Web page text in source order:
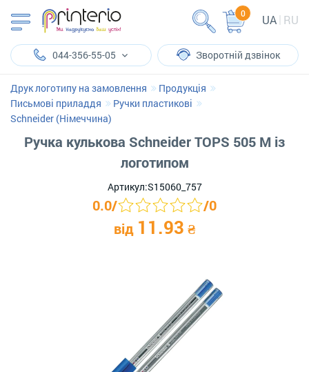
UA RU
0
044-356-55-05 Зворотній дзвінок
Друк логотипу на замовлення
Продукція
Письмові приладдя
Ручки пластикові
Schneider (Німеччина)
Ручка кулькова Schneider TOPS 505 М із
логотипом
Артикул:S15060_757
0.0/ /0
від 11.93 ₴